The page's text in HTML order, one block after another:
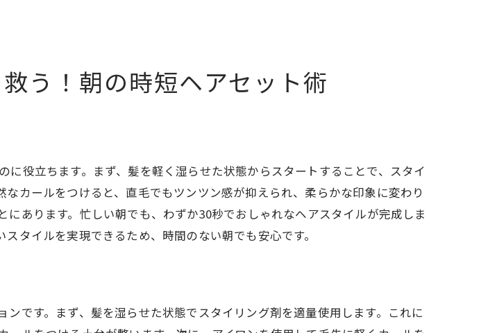
方法
するアイデア
う！朝の時短ヘアセット術
役立ちます。まず、髪を軽く湿らせた状態からスタートすることで、スタイ
カールをつけると、直毛でもツンツン感が抑えられ、柔らかな印象に変わり
あります。忙しい朝でも、わずか30秒でおしゃれなヘアスタイルが完成しま
タイルを実現できるため、時間のない朝でも安心です。
です。まず、髪を湿らせた状態でスタイリング剤を適量使用します。これに